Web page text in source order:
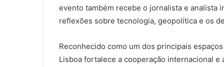
evento também recebe o jornalista e analista
reflexões sobre tecnologia, geopolítica e os
Reconhecido como um dos principais
Lisboa fortalece a cooperação internacional